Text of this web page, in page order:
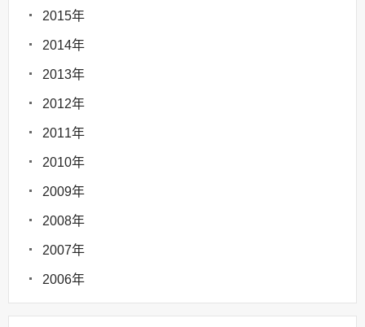
2015年
2014年
2013年
2012年
2011年
2010年
2009年
2008年
2007年
2006年